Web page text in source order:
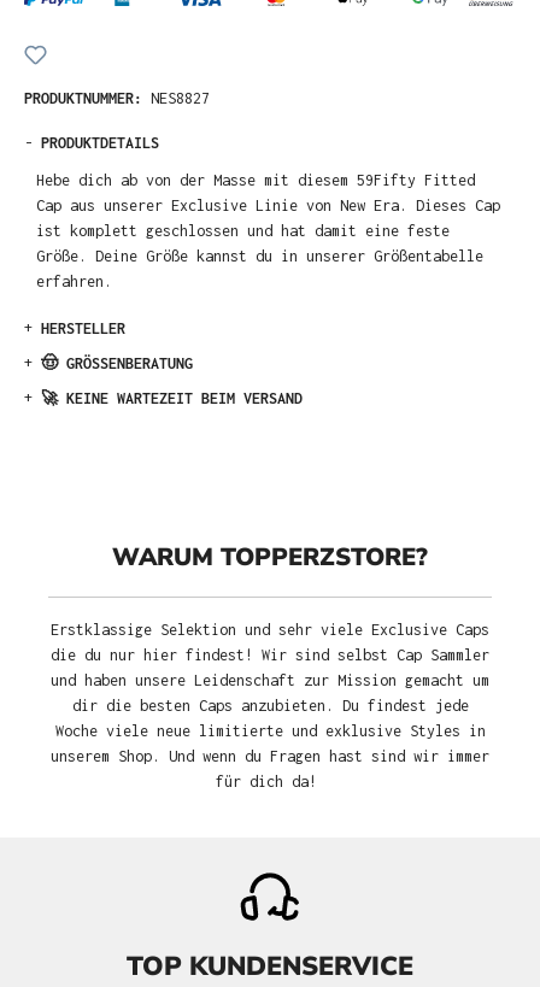
PRODUKTNUMMER: NES8827
- PRODUKTDETAILS
Hebe dich ab von der Masse mit diesem 59Fifty Fitted
Cap aus unserer Exclusive Linie von New Era. Dieses Cap
ist komplett geschlossen und hat damit eine feste
Größe. Deine Größe kannst du in unserer Größentabelle
erfahren.
+ HERSTELLER
+ 🤠 GRÖSSENBERATUNG
+ 🚀 KEINE WARTEZEIT BEIM VERSAND
WARUM TOPPERZSTORE?
Erstklassige Selektion und sehr viele Exclusive Caps
die du nur hier findest! Wir sind selbst Cap Sammler
und haben unsere Leidenschaft zur Mission gemacht um
dir die besten Caps anzubieten. Du findest jede
Woche viele neue limitierte und exklusive Styles in
unserem Shop. Und wenn du Fragen hast sind wir immer
für dich da!
TOP KUNDENSERVICE